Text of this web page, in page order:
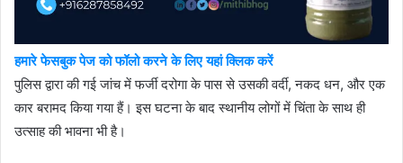
हमारे फेसबुक पेज को फॉलो करने के लिए यहां क्लिक करें
पुलिस द्वारा की गई जांच में फर्जी दरोगा के पास से उसकी वर्दी, नकद धन, और एक
कार बरामद किया गया हैं। इस घटना के बाद स्थानीय लोगों में चिंता के साथ ही
उत्साह की भावना भी है।